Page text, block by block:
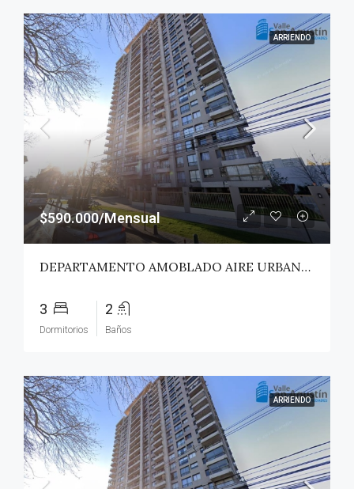
ARRIENDO
$590.000/Mensual
DEPARTAMENTO AMOBLADO AIRE URBANO (PAZ) – TALCA
3
Dormitorios
2
Baños
ARRIENDO